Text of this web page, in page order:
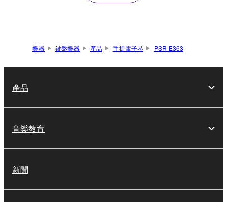
樂器 鍵盤樂器 產品 手提電子琴 PSR-E363
產品
音樂教育
新聞